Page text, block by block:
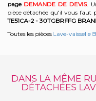
page DEMANDE DE DEVIS.
pièce détachée qu'il vous
TE51CA-2 - 30TGBRFFG
Toutes les pièces Lave-vaisselle
DANS LA MÊME
DÉTACHÉES